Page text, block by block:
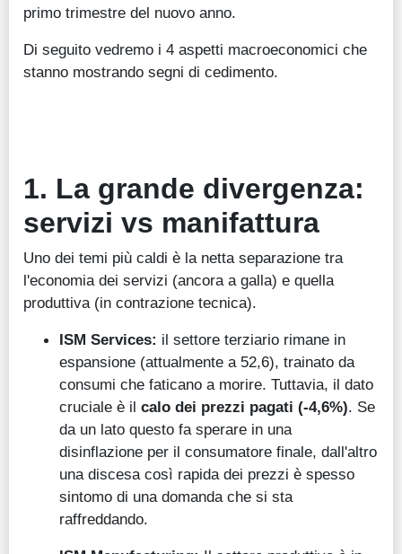
primo trimestre del nuovo anno.
Di seguito vedremo i 4 aspetti macroeconomici che
stanno mostrando segni di cedimento.
1. La grande divergenza:
servizi vs manifattura
Uno dei temi più caldi è la netta separazione tra
l'economia dei servizi (ancora a galla) e quella
produttiva (in contrazione tecnica).
ISM Services: il settore terziario rimane in
espansione (attualmente a 52,6), trainato da
consumi che faticano a morire. Tuttavia, il dato
cruciale è il calo dei prezzi pagati (-4,6%). Se
da un lato questo fa sperare in una
disinflazione per il consumatore finale, dall'altro
una discesa così rapida dei prezzi è spesso
sintomo di una domanda che si sta
raffreddando.